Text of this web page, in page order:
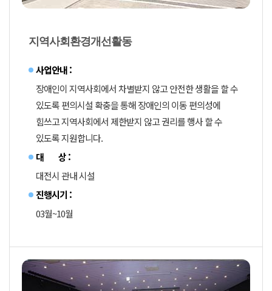
지역사회환경개선활동
사업안내 :
장애인이 지역사회에서 차별받지 않고 안전한 생활을 할 수
있도록 편의시설 확충을 통해 장애인의 이동 편의성에
힘쓰고 지역사회에서 제한받지 않고 권리를 행사 할 수
있도록 지원합니다.
대 상 :
대전시 관내 시설
진행시기 :
03월~10월